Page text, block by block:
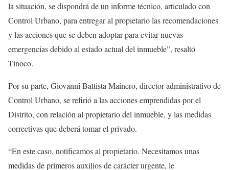
la situación, se dispondrá de un informe técnico, articulado con
Control Urbano, para entregar al propietario las recomendaciones
y las acciones que se deben adoptar para evitar nuevas
emergencias debido al estado actual del inmueble”, resaltó
Tinoco.
Por su parte, Giovanni Battista Mainero, director administrativo de
Control Urbano, se refirió a las acciones emprendidas por el
Distrito, con relación al propietario del inmueble, y las medidas
correctivas que deberá tomar el privado.
“En este caso, notificamos al propietario. Necesitamos unas
medidas de primeros auxilios de carácter urgente, le